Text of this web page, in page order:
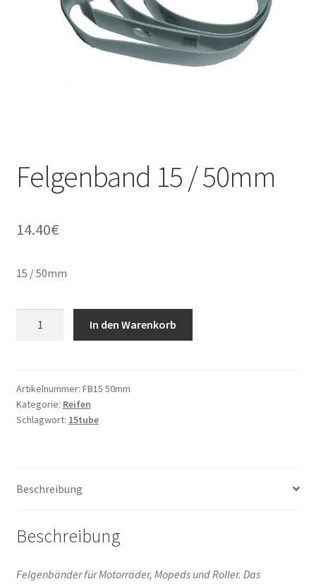
Felgenband 15 / 50mm
14.40€
15 / 50mm
Menge
In den Warenkorb
Artikelnummer: FB15 50mm
Kategorie: Reifen
Schlagwort: 15tube
Beschreibung
Beschreibung
Felgenbänder für Motorräder, Mopeds und Roller. Das